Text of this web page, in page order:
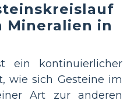
Mineralien in
ein kontinuierlicher
wie sich Gesteine ​​im
Art zur anderen